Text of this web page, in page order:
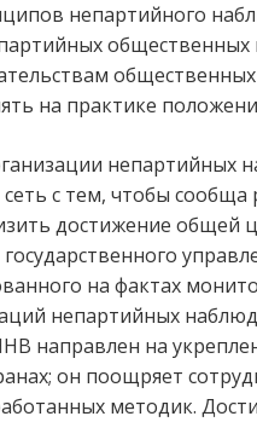
непартийного
на практике
непартийных
с тем, чтобы
достижение общей
на фактах
непартийных
направлен на
он поощряет
методик.